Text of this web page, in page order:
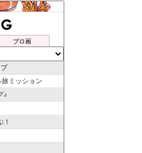
ブロ画
旅ミッション
♪